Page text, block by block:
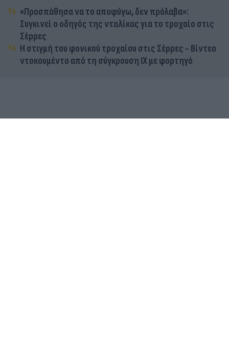
«Προσπάθησα να το αποφύγω, δεν πρόλαβα»:
Συγκινεί ο οδηγός της νταλίκας για το τροχαίο στις
Σέρρες
Η στιγμή του φονικού τροχαίου στις Σέρρες - Βίντεο
ντοκουμέντο από τη σύγκρουση ΙΧ με φορτηγό